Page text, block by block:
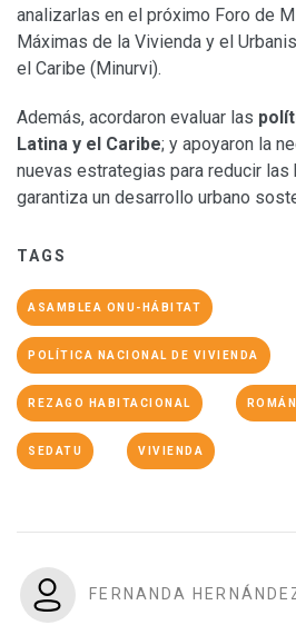
analizarlas en el próximo Foro de
Máximas de la Vivienda y el
el Caribe (Minurvi).
Además, acordaron evaluar las
Latina y el Caribe; y apoyaron la
nuevas estrategias para reducir
garantiza un desarrollo urbano
TAGS
ASAMBLEA ONU-HÁBITAT
POLÍTICA NACIONAL DE VIVIENDA
REZAGO HABITACIONAL
SEDATU VIVIENDA
FERNANDA